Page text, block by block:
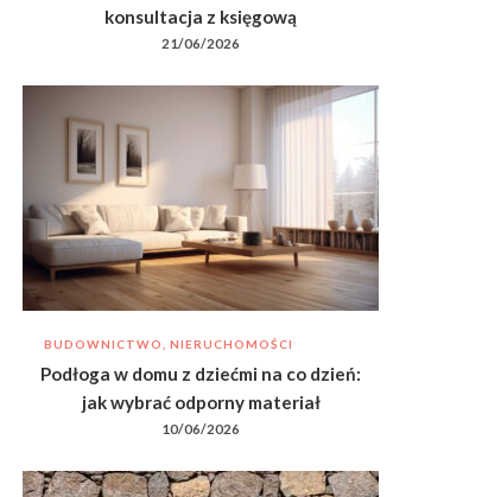
konsultacja z księgową
21/06/2026
BUDOWNICTWO, NIERUCHOMOŚCI
Podłoga w domu z dziećmi na co dzień:
jak wybrać odporny materiał
10/06/2026